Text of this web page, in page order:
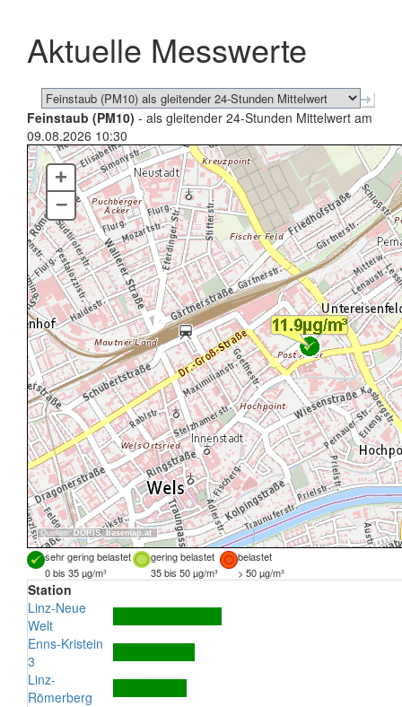
schließen
Aktuelle Messwerte
Feinstaub (PM10) - als gleitender 24-Stunden Mittelwert am
09.08.2026 10:30
Quellen: DORIS, basemap.at
+
–
sehr gering belastet gering belastet
belastet
0 bis 35 µg/m³
35 bis 50 µg/m³ > 50 µg/m³
Station
Linz-Neue
Welt
Enns-Kristein
3
Linz-
Römerberg